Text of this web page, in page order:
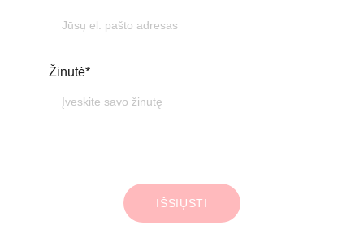
Žinutė*
IŠSIŲSTI